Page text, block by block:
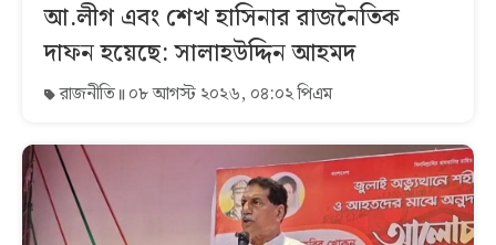
আ.লীগ এবং শেখ হাসিনার রাজনৈতিক
দাফন হয়েছে: সালাহউদ্দিন আহমদ
রাজনীতি ০৮ আগস্ট ২০২৬, ০৪:০২ পিএম